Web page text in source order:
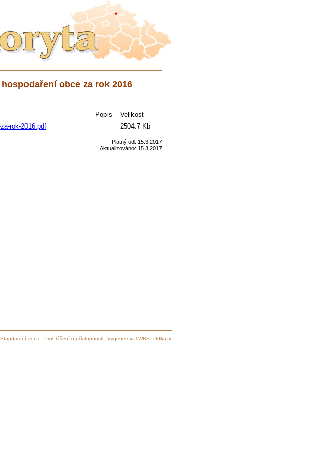
obce za rok 2016
Popis
Velikost
rok-2016.pdf
2504.7 Kb
Platný od: 15.3.2017
Aktualizováno: 15.3.2017
Standardní verze Prohlášení o přístupnosti Vygeneroval WRS Odkazy